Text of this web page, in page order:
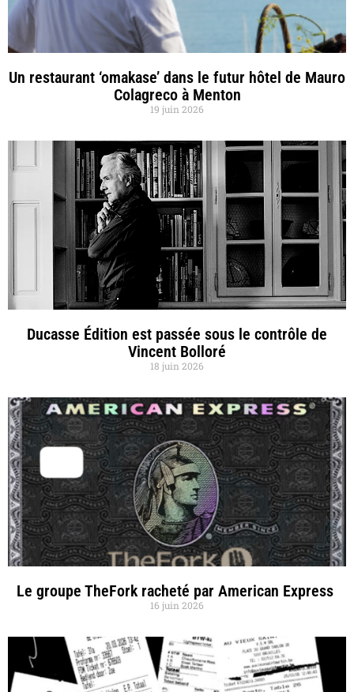
Un restaurant ‘omakase’ dans le futur hôtel de Mauro
Colagreco à Menton
19 juin 2026
Ducasse Édition est passée sous le contrôle de
Vincent Bolloré
18 juin 2026
Le groupe TheFork racheté par American Express
16 juin 2026